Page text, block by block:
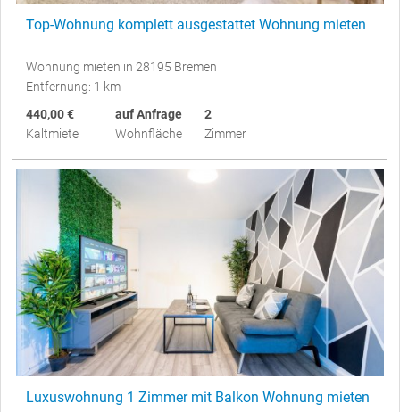
Top-Wohnung komplett ausgestattet Wohnung mieten
Wohnung mieten in 28195 Bremen
Entfernung: 1 km
440,00 €
Kaltmiete
auf Anfrage
Wohnfläche
2
Zimmer
Luxuswohnung 1 Zimmer mit Balkon Wohnung mieten